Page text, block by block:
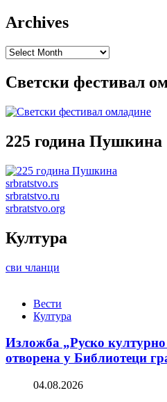
Archives
Archives
Светски фестивал
225 година Пушкина
srbratstvo.rs
srbratstvo.ru
srbratstvo.org
Култура
сви чланци
Вести
Култура
Изложба „Руско културно
отворена у Библиотеци
04.08.2026